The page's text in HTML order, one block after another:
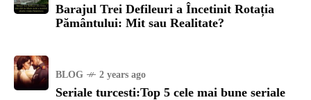
Barajul Trei Defileuri a Încetinit Rotația
Pământului: Mit sau Realitate?
BLOG 2 years ago
Seriale turcesti:Top 5 cele mai bune seriale